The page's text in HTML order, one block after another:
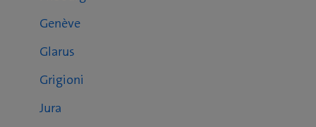
Genève
Glarus
Grigioni
Jura